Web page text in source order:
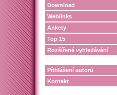
Download
Weblinks
Ankety
Top 15
Rozšířené vyhledávání
Přihlášení autorů
Kontakt